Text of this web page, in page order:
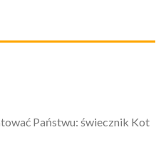
Państwu: świecznik Kot